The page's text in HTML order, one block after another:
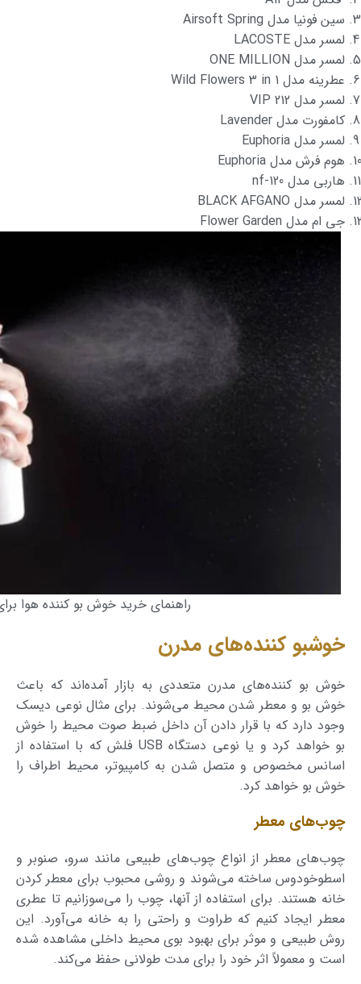
سین فونیا مدل Airsoft Spring
لمسر مدل LACOSTE
لمسر مدل ONE MILLION
عطرینه مدل Wild Flowers 3 in 1
لمسر مدل VIP 212
کامفورت مدل Lavender
لمسر مدل Euphoria
هوم فرش مدل Euphoria
هاربی مدل nf-120
لمسر مدل BLACK AFGANO
جی ام مدل Flower Garden
راهنمای خرید خوش بو کننده هوا
خوشبو کننده‌های مدرن
خوش بو کننده‌های مدرن متعددی به بازار آمده‌اند که باعث
خوش بو و معطر شدن محیط می‌شوند. برای مثال نوعی دیسک
وجود دارد که با قرار دادن آن داخل ضبط صوت محیط را خوش
بو خواهد کرد و یا نوعی دستگاه USB فلش که با استفاده از
اسانس مخصوص و متصل شدن به کامپیوتر، محیط اطراف را
خوش بو خواهد کرد.
چوب‌های معطر
چوب‌های معطر از انواع چوب‌های طبیعی مانند سرو، صنوبر و
اسطوخودوس ساخته می‌شوند و روشی محبوب برای معطر کردن
خانه هستند. برای استفاده از آنها، چوب را می‌سوزانیم تا عطری
معطر ایجاد کنیم که طراوت و راحتی را به خانه می‌آورد. این
روش طبیعی و موثر برای بهبود بوی محیط داخلی مشاهده شده
است و معمولاً اثر خود را برای مدت طولانی حفظ می‌کند.